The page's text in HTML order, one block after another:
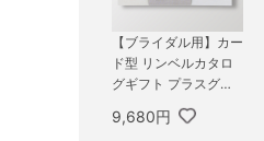
【ブライダル用】カー
ド型 リンベルカタロ
グギフト プラスグル
プ） 8,800円コース
9,680円